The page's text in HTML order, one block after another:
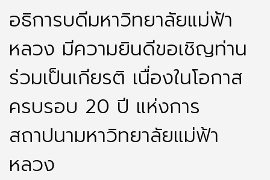
อธิการบดีมหาวิทยาลัยแม่ฟ้า
หลวง มีความยินดีขอเชิญท่าน
ร่วมเป็นเกียรติ เนื่องในโอกาส
ครบรอบ 20 ปี แห่งการ
สถาปนามหาวิทยาลัยแม่ฟ้า
หลวง